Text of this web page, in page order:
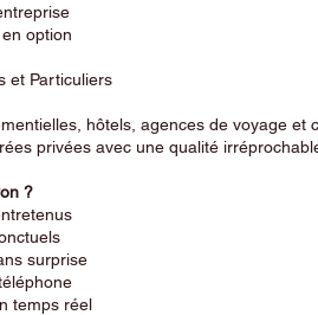
option
et Particuliers
hôtels, agences de voyage et
privées avec une qualité
?
surprise
temps réel